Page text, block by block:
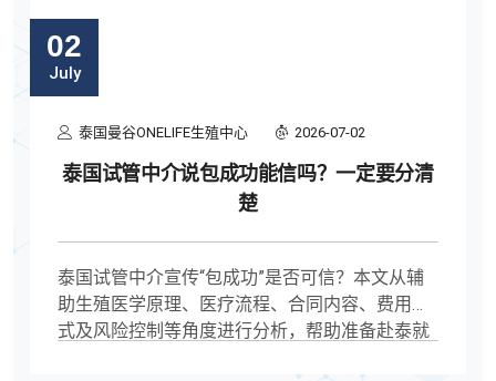
02
July
泰国曼谷ONELIFE生殖中心 2026-07-02
泰国试管中介说包成功能信吗？一定要分清
楚
泰国试管中介宣传“包成功”是否可信？本文从辅
助生殖医学原理、医疗流程、合同内容、费用模
式及风险控制等角度进行分析，帮助准备赴泰就